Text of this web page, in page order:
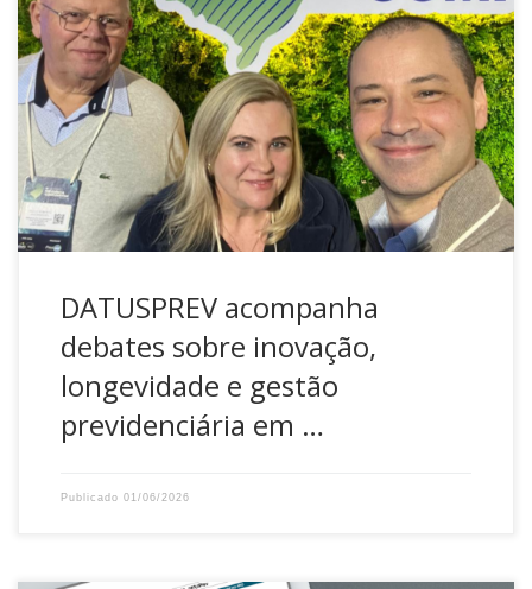
A DATUSPREV esteve presente no 16º Encontro de
Previdência Complementar da Região Sul, realizado entre
os dias 20 e 22 de maio de 2026, em Foz do Iguaçu (PR).
Representaram a Entidade o Diretor Presidente, Paulo
Roberto Kaesemodel, e a Diretora Administrativa
Financeira, Simone Hansen Rateke. Promovido pela
Associação dos […]
DATUSPREV acompanha
debates sobre inovação,
longevidade e gestão
previdenciária em …
Publicado 01/06/2026